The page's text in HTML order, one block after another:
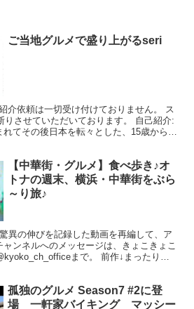
ご当地グルメで盛り上がるseri
介依頼は一切受け付けておりません。 ス
りさせていただいております。 自己紹介:
れてその後日本を転々とした、15歳から一
【中華街・グルメ】食べ歩き♪オ
トナの週末、横浜・中華街をぶら
～り旅♪
異の伸びを記録した動画を再編して、ア
ンネルへのメッセージは、きょこきょこ
まで。 前作↓まったり動
孤独のグルメ Season7 #2に登
場 一軒家バイキング マッシー